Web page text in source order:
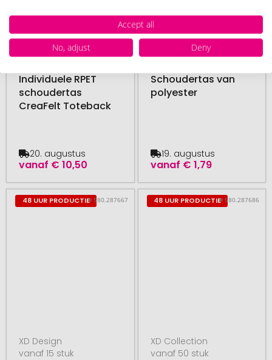
vanaf 10 stuk
Individuele RPET
schoudertas
CreaFelt Toteback
vanaf € 10,50
20. augustus
vanaf 25 stuk
Schoudertas van
polyester
vanaf € 1,79
19. augustus
48 UUR PRODUCTIE# 580.287667
XD Design
vanaf 15 stuk
48 UUR PRODUCTIE# 580.287686
XD Collection
vanaf 50 stuk
Accept all
No, adjust
Deny